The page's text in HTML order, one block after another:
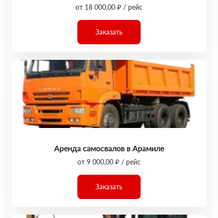
от 18 000,00 ₽ / рейс
Заказать
Аренда самосвалов в Арамиле
от 9 000,00 ₽ / рейс
Заказать